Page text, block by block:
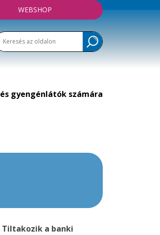
WEBSHOP
gyengénlátók számára
Tiltakozik a banki